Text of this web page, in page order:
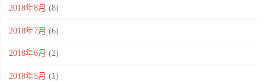
2018年8月 (8)
2018年7月 (6)
2018年6月 (2)
2018年5月 (1)